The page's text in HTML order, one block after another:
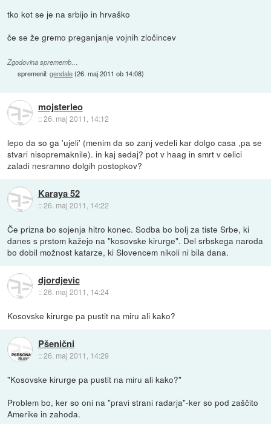
tko kot se je na srbijo in hrvaško
če se že gremo preganjanje vojnih zločincev
Zgodovina sprememb…
spremenil:gendale(26. maj 2011 ob 14:08)
mojsterleo
::26. maj 2011, 14:12
lepo da so ga 'ujeli' (menim da so zanj vedeli kar dolgo casa ,pa se
stvari nisopremaknile). in kaj sedaj? pot v haag in smrt v celici
zaladi nesramno dolgih postopkov?
Karaya 52
::26. maj 2011, 14:22
Če prizna bo sojenja hitro konec. Sodba bo bolj za tiste Srbe, ki
danes s prstom kažejo na "kosovske kirurge". Del srbskega naroda
bo dobil možnost katarze, ki Slovencem nikoli ni bila dana.
djordjevic
::26. maj 2011, 14:24
Kosovske kirurge pa pustit na miru ali kako?
Pšenični
::26. maj 2011, 14:29
"Kosovske kirurge pa pustit na miru ali kako?"
Problem bo, ker so oni na "pravi strani radarja"-ker so pod zaščito
Amerike in zahoda.